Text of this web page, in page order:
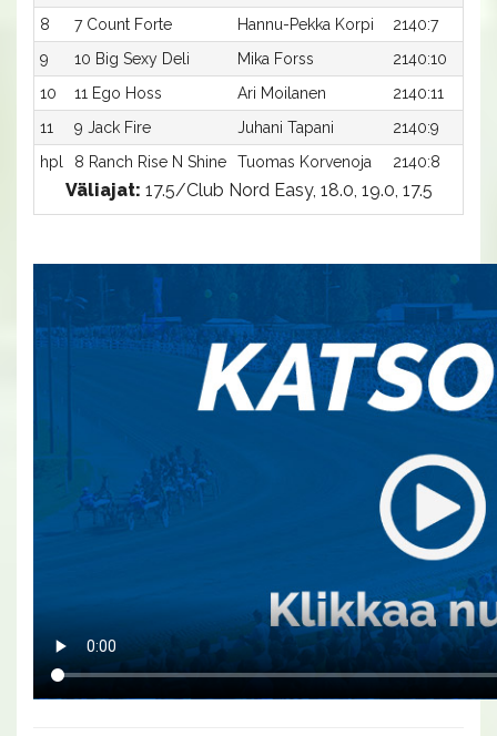
8
7 Count Forte Hannu-Pekka Korpi
2140:7
9
10 Big Sexy Deli Mika Forss
2140:10
10
11 Ego Hoss Ari Moilanen
2140:11
11
9 Jack Fire Juhani Tapani
2140:9
hpl
8 Ranch Rise N Shine Tuomas Korvenoja 2140:8
Väliajat: 17.5/Club Nord Easy, 18.0, 19.0, 17.5